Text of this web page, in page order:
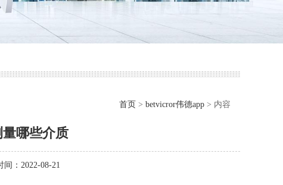
首页 > betvicror伟德app > 内容
量哪些介质
间：2022-08-21